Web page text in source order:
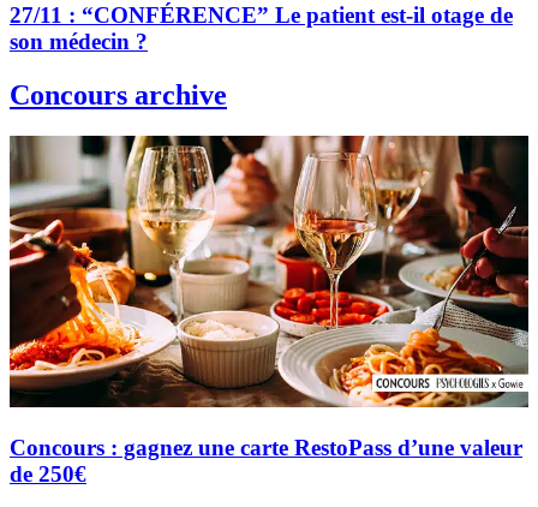
27/11 : “CONFÉRENCE” Le patient est-il otage de
son médecin ?
Concours archive
Concours : gagnez une carte RestoPass d’une valeur
de 250€